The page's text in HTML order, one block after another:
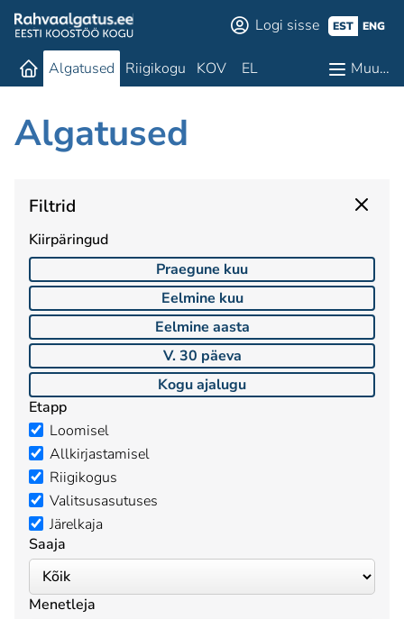
Logi sisse EST ENG
Algatused Riigikogu KOV EL Muu…
Algatused
Filtrid
Kiirpäringud
Praegune kuu
Eelmine kuu
Eelmine aasta
V. 30 päeva
Kogu ajalugu
Etapp
Loomisel
Allkirjastamisel
Riigikogus
Valitsusasutuses
Järelkaja
Saaja
Menetleja